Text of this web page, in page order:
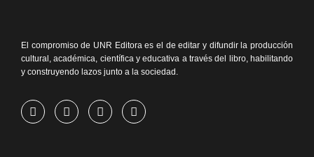
El compromiso de UNR Editora es el de editar y difundir la producción
cultural, académica, científica y educativa a través del libro, habilitando
y construyendo lazos junto a la sociedad.